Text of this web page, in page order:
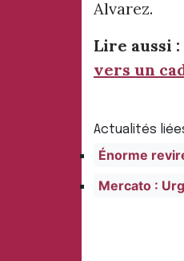
Alvarez.
Lire aussi :
vers un
Actualités
Énorme
Mercato :